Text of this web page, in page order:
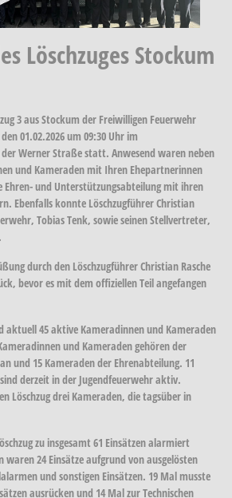
Löschzuges Stockum
3 aus Stockum der Freiwilligen Feuerwehr
01.02.2026 um 09:30 Uhr im
Werner Straße statt. Anwesend waren neben
und Kameraden mit Ihren Ehepartnerinnen
Ehren- und Unterstützungsabteilung mit ihren
Ebenfalls konnte Löschzugführer Christian
Tobias Tenk, sowie seinen Stellvertreter,
durch den Löschzugführer Christian Rasche
bevor es mit dem offiziellen Teil angefangen
aktuell 45 aktive Kameradinnen und Kameraden
und Kameraden gehören der
und 15 Kameraden der Ehrenabteilung. 11
derzeit in der Jugendfeuerwehr aktiv.
Löschzug drei Kameraden, die tagsüber in
zu insgesamt 61 Einsätzen alarmiert
waren 24 Einsätze aufgrund von ausgelösten
und sonstigen Einsätzen. 19 Mal musste
ausrücken und 14 Mal zur Technischen